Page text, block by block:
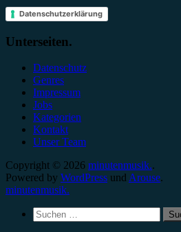
Datenschutzerklärung
Unterseiten.
Datenschutz
Genres
Impressum
Jobs
Kategorien
Kontakt
Unser Team
Copyright © 2026 minutenmusik..
Powered by WordPress und Arouse.
minutenmusik.
Suchen
nach: